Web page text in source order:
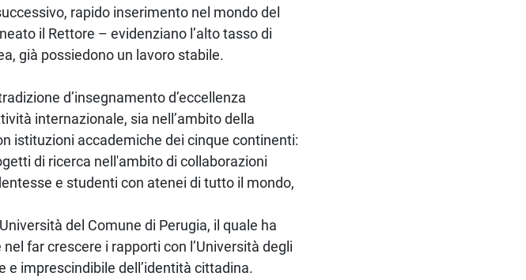
rapido inserimento nel mondo del
il Rettore – evidenziano l’alto tasso di
già possiedono un lavoro stabile.
d’insegnamento d’eccellenza
internazionale, sia nell’ambito della
istituzioni accademiche dei cinque continenti:
di ricerca nell'ambito di collaborazioni
e studenti con atenei di tutto il mondo,
del Comune di Perugia, il quale ha
far crescere i rapporti con l’Università degli
e imprescindibile dell’identità cittadina.